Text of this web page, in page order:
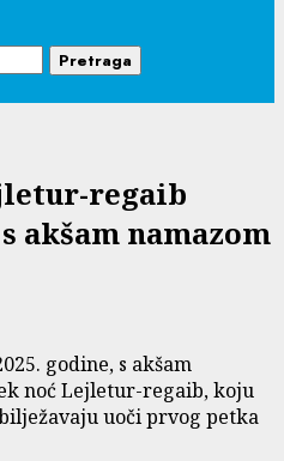
regaib
akšam namazom
godine, s akšam
noć Lejletur-regaib, koju
uoči prvog petka